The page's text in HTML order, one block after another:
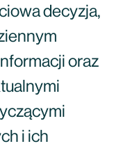
decyzja,
oraz
i ich